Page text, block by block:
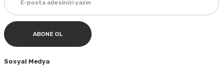
ABONE OL
Sosyal Medya